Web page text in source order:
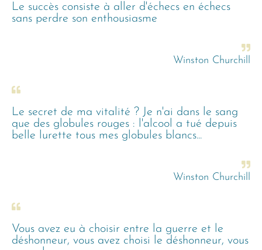
Le succès consiste à aller d'échecs en échecs
sans perdre son enthousiasme
Winston Churchill
Le secret de ma vitalité ? Je n'ai dans le sang
que des globules rouges : l'alcool a tué depuis
belle lurette tous mes globules blancs...
Winston Churchill
Vous avez eu à choisir entre la guerre et le
déshonneur, vous avez choisi le déshonneur, vous